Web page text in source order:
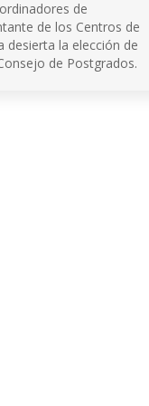
de
de los Centros de
desierta la elección de
de Postgrados.